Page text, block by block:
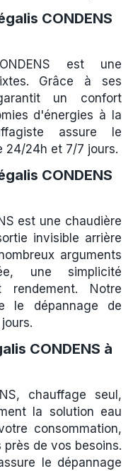
CONDENS
est une
Grâce à ses
un confort
d'énergies à la
assure le
24/24h et 7/7 jours.
CONDENS
est une chaudière
invisible arrière
arguments
une simplicité
Notre
le dépannage de
CONDENS à
chauffage seul,
la solution eau
consommation,
de vos besoins.
le dépannage